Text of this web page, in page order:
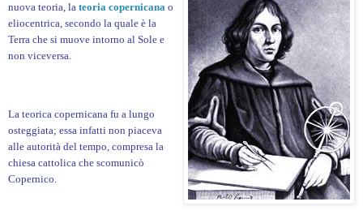
nuova teoria, la teoria copernicana o
eliocentrica, secondo la quale è la
Terra che si muove intorno al Sole e
non viceversa.
La teorica copernicana fu a lungo
osteggiata; essa infatti non piaceva
alle autorità del tempo, compresa la
chiesa cattolica che scomunicò
Copernico.